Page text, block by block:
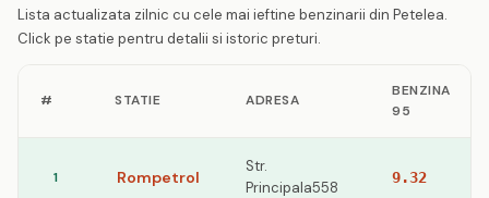
Lista actualizata zilnic cu cele mai ieftine benzinarii din Petelea.
Click pe statie pentru detalii si istoric preturi.
# STATIE ADRESA
BENZINA
95
1 Rompetrol
Str.
Principala558
9.32